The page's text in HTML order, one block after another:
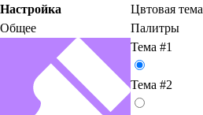
Настройка
Общее
Цвтовая тема
Палитры
Тема #1
Тема #2